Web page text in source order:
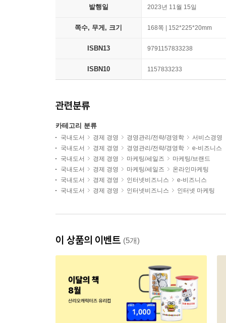
발행일 2023년 11월 15일
쪽수, 무게, 크기 168쪽 | 152*225*20mm
ISBN13 9791157833238
ISBN10 1157833233
관련분류
카테고리 분류
국내도서 경제 경영 경영관리/전략/경영학
서비스경영
국내도서
경제 경영 경영관리/전략/경영학
e-비즈니스
국내도서
경제 경영 마케팅/세일즈
마케팅/브랜드
국내도서
경제 경영 마케팅/세일즈
온라인마케팅
국내도서
경제 경영 인터넷비즈니스
e-비즈니스
국내도서
경제 경영 인터넷비즈니스 인터넷 마케팅
이 상품의 이벤트 (5개)